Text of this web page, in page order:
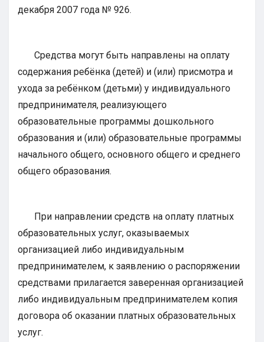
декабря 2007 года № 926.
Средства могут быть направлены на оплату
содержания ребёнка (детей) и (или) присмотра и
ухода за ребёнком (детьми) у индивидуального
предпринимателя, реализующего
образовательные программы дошкольного
образования и (или) образовательные программы
начального общего, основного общего и среднего
общего образования.
При направлении средств на оплату платных
образовательных услуг, оказываемых
организацией либо индивидуальным
предпринимателем, к заявлению о распоряжении
средствами прилагается заверенная организацией
либо индивидуальным предпринимателем копия
договора об оказании платных образовательных
услуг.